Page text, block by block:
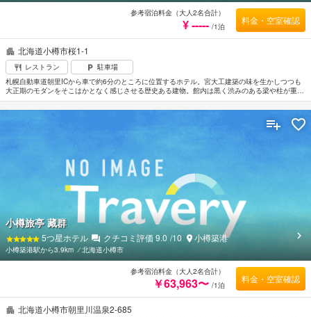
北海道小樽市桜1-1
レストラン
駐車場
札幌自動車道朝里ICから車で約6分のところに位置するホテル。宮大工建築の味を生かしつつも
大正期のモダンをそこはかとなく感じさせる歴史ある建物。館内は黒く渋みのある梁や柱が重厚
な雰囲気をただよわせている。それぞれ趣が異なる客室はたのしい造り。新館は全室から石狩湾
が望める。大理石を敷き詰め野趣味あふれる岩風呂は銀鱗荘の魅力のひとつ。平成22年度の営業
参考宿泊料金（大人2名合計）
¥ ----- /1泊
料金・空室確認
北海道小樽市朝里川温泉2-685
小樽旅亭 藏群
5つ星ホテル クチコミ評価9.0 /10 小樽築港
小樽築港駅から3.9km ⁄北海道小樽市
参考宿泊料金（大人2名合計）
￥63,963〜 /1泊
料金・空室確認